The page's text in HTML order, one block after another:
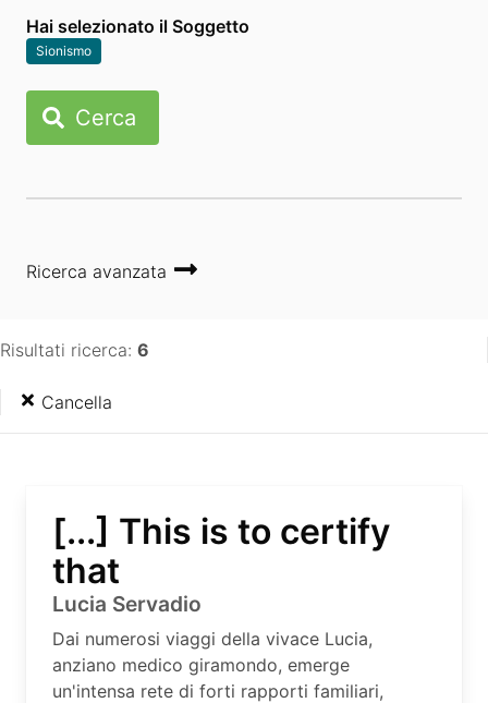
Hai selezionato il Soggetto
Sionismo
Cerca
Ricerca avanzata
Risultati ricerca: 6
Cancella
[...] This is to certify
that
Lucia Servadio
Dai numerosi viaggi della vivace Lucia,
anziano medico giramondo, emerge
un'intensa rete di forti rapporti familiari,